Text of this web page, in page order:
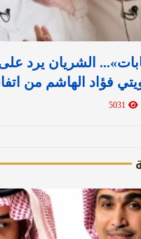
الشريان يرد
فؤاد الهاشم من